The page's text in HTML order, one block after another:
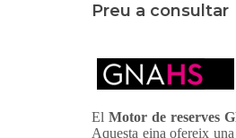
Preu a consultar
El Motor de reserves
Aquesta eina ofereix